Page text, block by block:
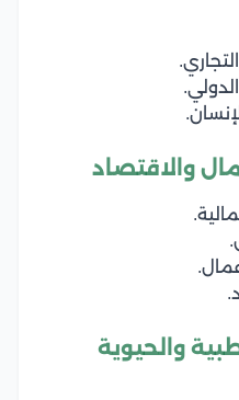
والاقتصاد
والحيوية